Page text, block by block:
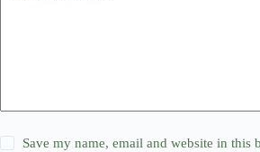
Save my name, email and website in